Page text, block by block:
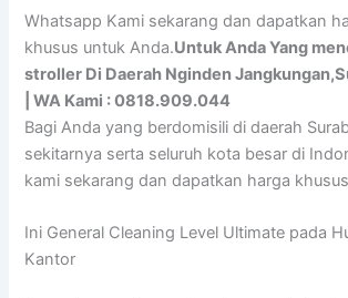
Whatsapp Kami sekarang dan dapatkan
khusus untuk Anda.Untuk Anda Yang
stroller Di Daerah Nginden
| WA Kami : 0818.909.044
Bagi Anda yang berdomisili di daerah
sekitarnya serta seluruh kota besar di
kami sekarang dan dapatkan harga khusus
Ini General Cleaning Level Ultimate pada
Kantor